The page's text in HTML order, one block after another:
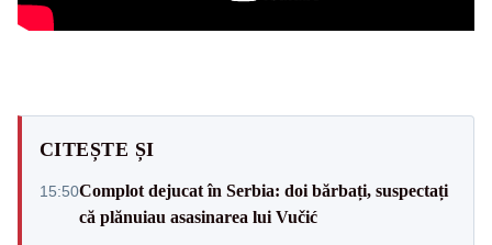
CITEȘTE ȘI
15:50Complot dejucat în Serbia: doi bărbați, suspectați
că plănuiau asasinarea lui Vučić